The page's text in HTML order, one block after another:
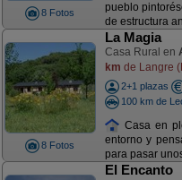
8 Fotos
pueblo
de estructura
8 Fotos
La Magia
Casa Rural en
km de Langre
2+1 plazas
100 km de
Casa en
entorno y
para pasar
El Encanto